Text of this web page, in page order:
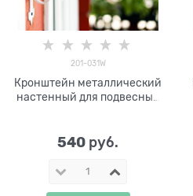
201-031W
Кронштейн металлический
настенный для подвесных
540 руб.